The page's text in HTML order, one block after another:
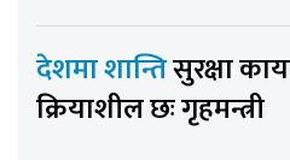
देशमा शान्तिसुरक्षा
क्रियाशील छः गृहमन्त्री